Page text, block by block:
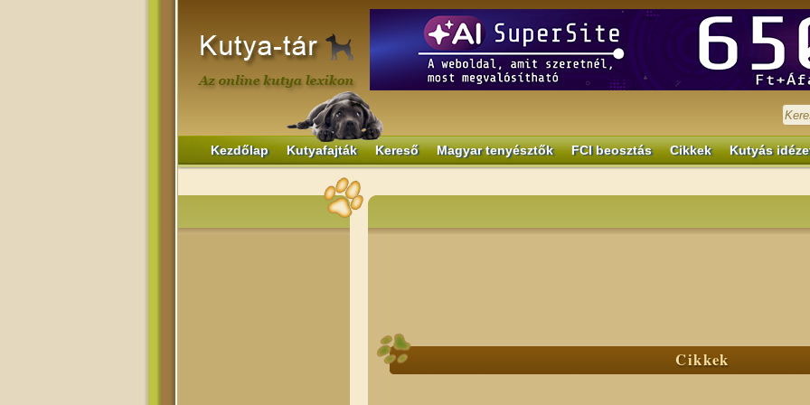
Kezdőlap Kutyafajták Kereső Magyar tenyésztők FCI beosztás Cikkek Kutyás
Cikkek